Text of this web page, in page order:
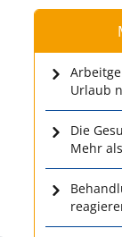
Urlaub
Die
Mehr